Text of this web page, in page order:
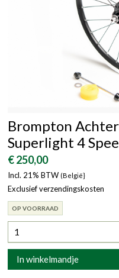
Brompton
Superlight 4
€ 250,00
Incl. 21% BTW (België}
Exclusief verzendingskosten
OP VOORRAAD
In winkelmandje